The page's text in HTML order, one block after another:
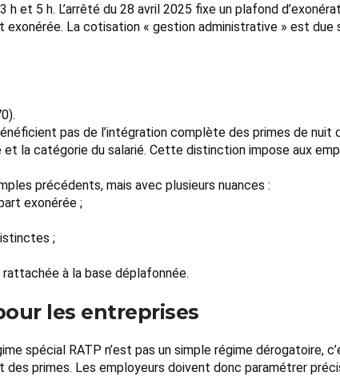
et 5 h. L’arrêté du 28 avril 2025 fixe un plafond
La cotisation « gestion administrative » est due
pas de l’intégration complète des primes de nuit
catégorie du salarié. Cette distinction impose aux
précédents, mais avec plusieurs nuances :
exonérée ;
;
à la base déplafonnée.
les entreprises
spécial RATP n’est pas un simple régime dérogatoire,
primes. Les employeurs doivent donc paramétrer